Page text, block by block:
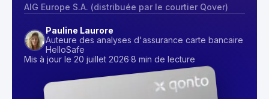
AIG Europe S.A. (distribuée par le courtier Qover)
Pauline Laurore
Auteure des analyses d'assurance carte bancaire
HelloSafe
Mis à jour le 20 juillet 2026·8 min de lecture